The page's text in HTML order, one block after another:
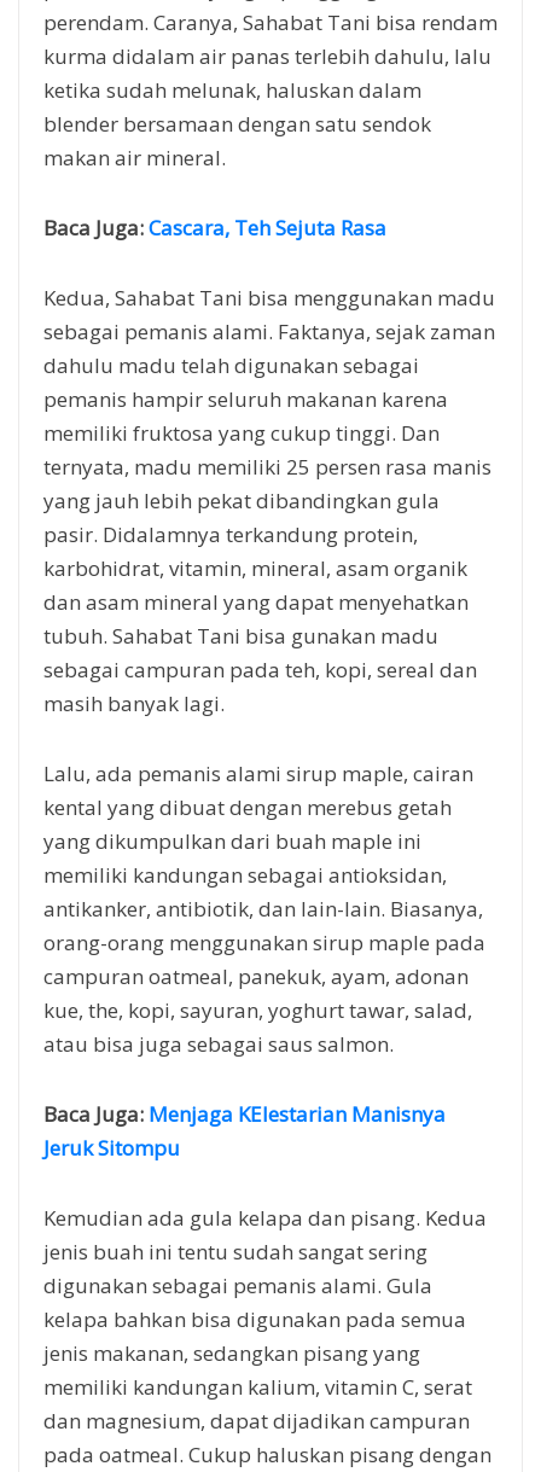
perendam. Caranya, Sahabat Tani bisa rendam
kurma didalam air panas terlebih dahulu, lalu
ketika sudah melunak, haluskan dalam
blender bersamaan dengan satu sendok
makan air mineral.
Baca Juga:Cascara, Teh Sejuta Rasa
Kedua, Sahabat Tani bisa menggunakan madu
sebagai pemanis alami. Faktanya, sejak zaman
dahulu madu telah digunakan sebagai
pemanis hampir seluruh makanan karena
memiliki fruktosa yang cukup tinggi. Dan
ternyata, madu memiliki 25 persen rasa manis
yang jauh lebih pekat dibandingkan gula
pasir. Didalamnya terkandung protein,
karbohidrat, vitamin, mineral, asam organik
dan asam mineral yang dapat menyehatkan
tubuh. Sahabat Tani bisa gunakan madu
sebagai campuran pada teh, kopi, sereal dan
masih banyak lagi.
Lalu, ada pemanis alami sirup maple, cairan
kental yang dibuat dengan merebus getah
yang dikumpulkan dari buah maple ini
memiliki kandungan sebagai antioksidan,
antikanker, antibiotik, dan lain-lain. Biasanya,
orang-orang menggunakan sirup maple pada
campuran oatmeal, panekuk, ayam, adonan
kue, the, kopi, sayuran, yoghurt tawar, salad,
atau bisa juga sebagai saus salmon.
Baca Juga: Menjaga KElestarian Manisnya
Jeruk Sitompu
Kemudian ada gula kelapa dan pisang. Kedua
jenis buah ini tentu sudah sangat sering
digunakan sebagai pemanis alami. Gula
kelapa bahkan bisa digunakan pada semua
jenis makanan, sedangkan pisang yang
memiliki kandungan kalium, vitamin C, serat
dan magnesium, dapat dijadikan campuran
pada oatmeal. Cukup haluskan pisang dengan